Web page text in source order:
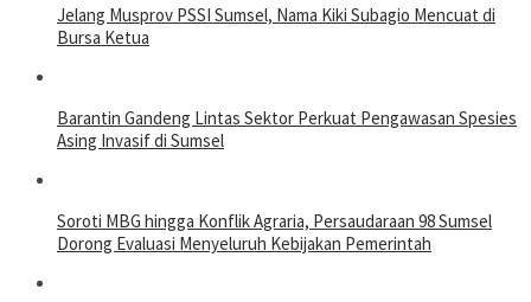
Jelang Musprov PSSI Sumsel, Nama Kiki Subagio Mencuat di
Bursa Ketua
Barantin Gandeng Lintas Sektor Perkuat Pengawasan Spesies
Asing Invasif di Sumsel
Soroti MBG hingga Konflik Agraria, Persaudaraan 98 Sumsel
Dorong Evaluasi Menyeluruh Kebijakan Pemerintah